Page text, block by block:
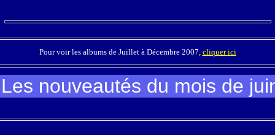
Pour voir les albums de Juillet à Décembre 2007, cliquer ici
Les nouveautés du mois de